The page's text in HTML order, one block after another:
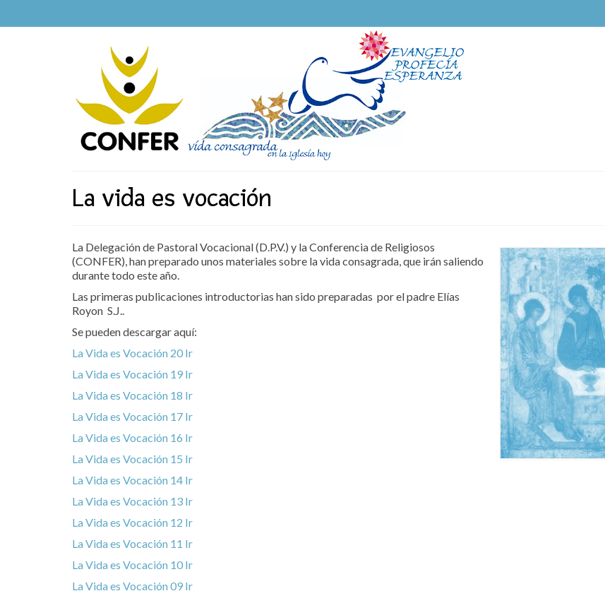
La vida es vocación
La Delegación de Pastoral Vocacional (D.P.V.) y la Conferencia de Religiosos
(CONFER), han preparado unos materiales sobre la vida consagrada, que irán saliendo
durante todo este año.
Las primeras publicaciones introductorias han sido preparadas por el padre Elías
Royon S.J..
Se pueden descargar aquí:
La Vida es Vocación 20 Ir
La Vida es Vocación 19 Ir
La Vida es Vocación 18 Ir
La Vida es Vocación 17 Ir
La Vida es Vocación 16 Ir
La Vida es Vocación 15 Ir
La Vida es Vocación 14 Ir
La Vida es Vocación 13 Ir
La Vida es Vocación 12 Ir
La Vida es Vocación 11 Ir
La Vida es Vocación 10 Ir
La Vida es Vocación 09 Ir